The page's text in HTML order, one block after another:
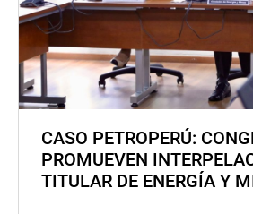
CASO PETROPERÚ:
PROMUEVEN
TITULAR DE ENERGÍA Y